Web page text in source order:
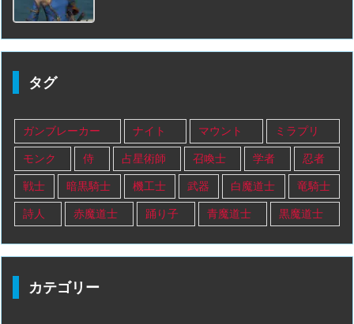
タグ
ガンブレーカー ナイト マウント ミラプリ
モンク 侍 占星術師 召喚士 学者 忍者
戦士 暗黒騎士 機工士 武器 白魔道士 竜騎士
詩人 赤魔道士 踊り子 青魔道士 黒魔道士
カテゴリー